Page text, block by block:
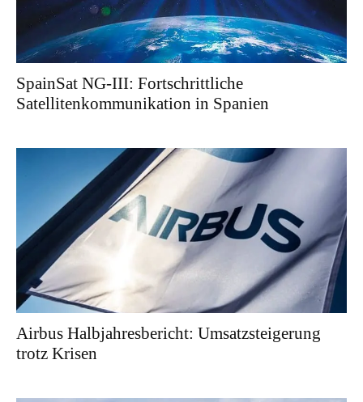
SpainSat NG-III: Fortschrittliche
Satellitenkommunikation in Spanien
Airbus Halbjahresbericht: Umsatzsteigerung
trotz Krisen